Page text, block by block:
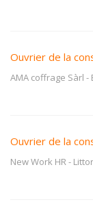
Ouvrier de la
AMA coffrage Sàrl -
Ouvrier de la
New Work HR-